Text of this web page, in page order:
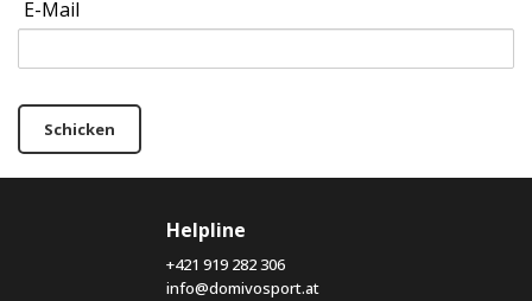
E-Mail
Schicken
Helpline
+421 919 282 306
info@domivosport.at